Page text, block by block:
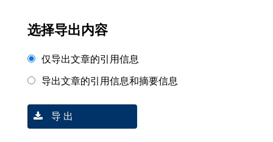
选择导出内容
仅导出文章的引用信息
导出文章的引用信息和摘要信息
导 出